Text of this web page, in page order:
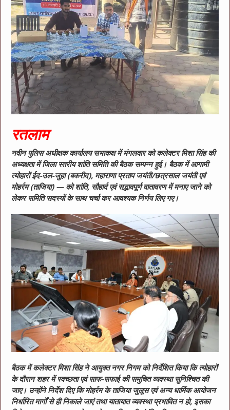
रतलाम
नवीन पुलिस अधीक्षक कार्यालय सभाकक्ष में मंगलवार को कलेक्टर मिशा सिंह की
अध्यक्षता में जिला स्तरीय शांति समिति की बैठक सम्पन्न हुई। बैठक में आगामी
त्योहारों ईद-उल-जुहा (बकरीद), महाराणा प्रताप जयंती/छत्रसाल जयंती एवं
मोहर्रम (ताजिया) — को शांति, सौहार्द एवं सद्भावपूर्ण वातावरण में मनाए जाने को
लेकर समिति सदस्यों के साथ चर्चा कर आवश्यक निर्णय लिए गए।
बैठक में कलेक्टर मिशा सिंह ने आयुक्त नगर निगम को निर्देशित किया कि त्योहारों
के दौरान शहर में स्वच्छता एवं साफ-सफाई की समुचित व्यवस्था सुनिश्चित की
जाए। उन्होंने निर्देश दिए कि मोहर्रम के ताजिया जुलूस एवं अन्य धार्मिक आयोजन
निर्धारित मार्गों से ही निकाले जाएं तथा यातायात व्यवस्था प्रभावित न हो, इसका